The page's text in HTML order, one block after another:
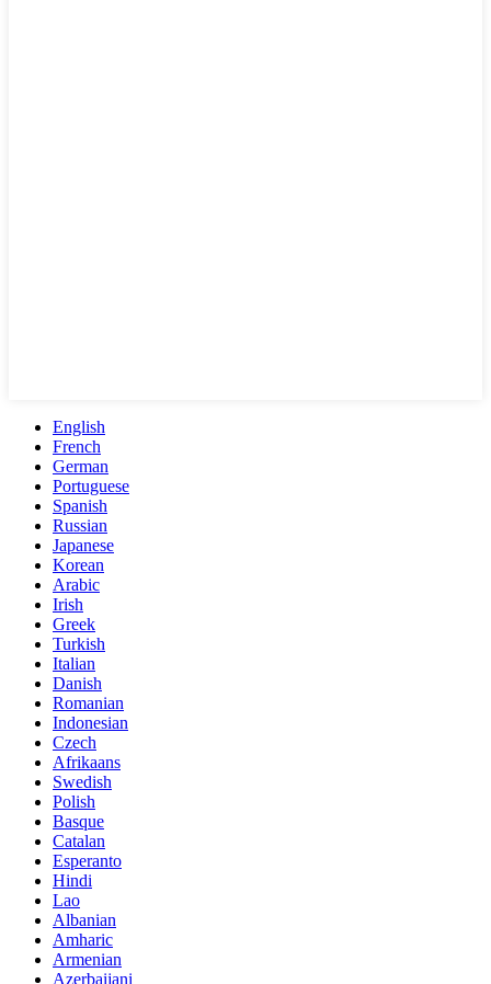
English
French
German
Portuguese
Spanish
Russian
Japanese
Korean
Arabic
Irish
Greek
Turkish
Italian
Danish
Romanian
Indonesian
Czech
Afrikaans
Swedish
Polish
Basque
Catalan
Esperanto
Hindi
Lao
Albanian
Amharic
Armenian
Azerbaijani